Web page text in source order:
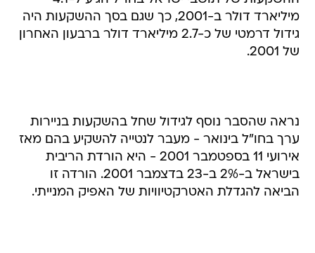
מיליארד דולר ב-2001, כך שגם בסך ההשקעות היה
גידול דרמטי של כ-2.7 מיליארד דולר ברבעון האחרון
של 2001.
נראה שהסבר נוסף לגידול שחל בהשקעות בניירות
ערך בחו"ל בינואר - מעבר לנטייה להשקיע בהם מאז
אירועי 11 בספטמבר 2001 - היא הורדת הריבית
בישראל ב-2% ב-23 בדצמבר 2001. הורדה זו
הביאה להגדלת האטרקטיוויות של האפיק המנייתי.